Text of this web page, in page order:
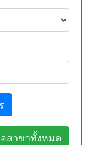
สาขาทั้งหมด